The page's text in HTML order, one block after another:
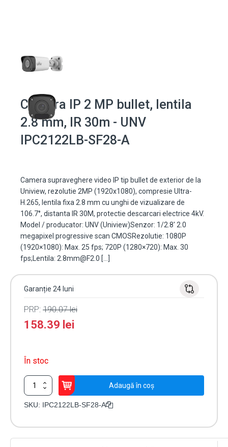
Camera IP 2 MP bullet, lentila
2.8 mm, IR 30m - UNV
IPC2122LB-SF28-A
Camera supraveghere video IP tip bullet de exterior de la
Uniview, rezolutie 2MP (1920x1080), compresie Ultra-
H.265, lentila fixa 2.8 mm cu unghi de vizualizare de
106.7°, distanta IR 30M, protectie descarcari electrice 4kV.
Model / producator: UNV (Uniview)Senzor: 1/2.8' 2.0
megapixel progressive scan CMOSRezolutie: 1080P
(1920×1080): Max. 25 fps; 720P (1280×720): Max. 30
fps;Lentila: 2.8mm@F2.0 […]
Garanție 24 luni
PRP: 190.07lei
158.39 lei
În stoc
Cantitate
Camera
IP
Adaugă în coș
SKU: IPC2122LB-SF28-A